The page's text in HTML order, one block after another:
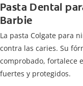
Pasta Dental
Barbie
La pasta Colgate para
contra las caries. Su
comprobado, fortalece
fuertes y protegidos.